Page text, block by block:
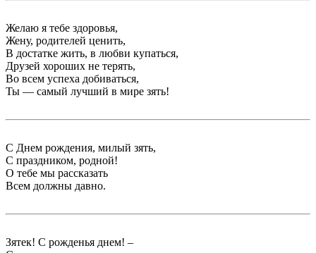
Желаю я тебе здоровья,
Жену, родителей ценить,
В достатке жить, в любви купаться,
Друзей хороших не терять,
Во всем успеха добиваться,
Ты — самый лучший в мире зять!
С Днем рождения, милый зять,
С праздником, родной!
О тебе мы рассказать
Всем должны давно.
Зятек! С рожденья днем! –